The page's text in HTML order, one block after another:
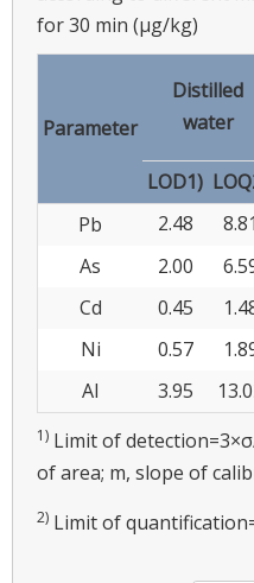
for 30 min (μg/kg)
Parameter
Distilled
water
LOD1)
Pb
2.48 8.81
As
2.00
Cd
0.45
Ni
0.57
Al
3.95
1) Limit of
of area; m, slope of
2) Limit of